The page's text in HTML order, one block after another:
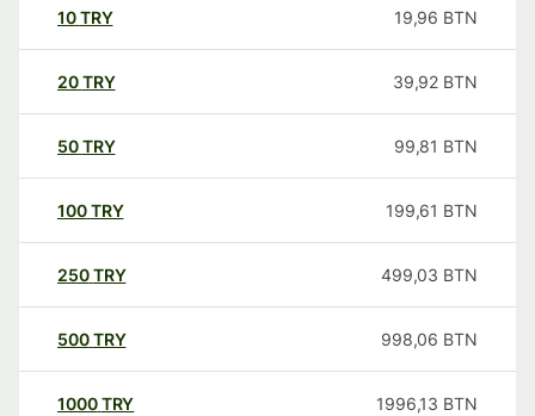
10TRY 19,96 BTN
20TRY 39,92 BTN
50TRY 99,81 BTN
100TRY 199,61 BTN
250TRY 499,03 BTN
500TRY 998,06 BTN
1000TRY 1996,13 BTN